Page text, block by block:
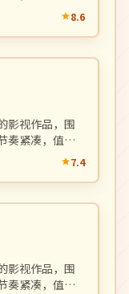
8.6
影视作品，围
奏紧凑，值得
7.4
影视作品，围
奏紧凑，值得